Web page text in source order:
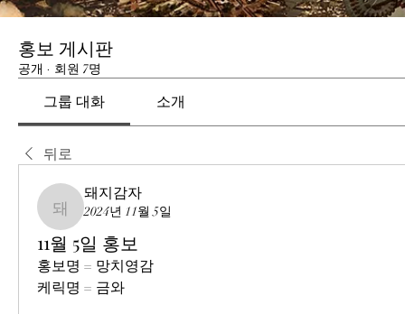
홍보 게시판
공개 · 회원 7명
그룹 대화 소개
뒤로
돼지감자
돼지감자
2024년 11월 5일
11월 5일 홍보
홍보명 = 망치영감
케릭명 = 금와